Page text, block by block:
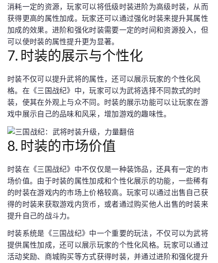
消耗一定的资源，玩家可以将低级时装进阶为高级时装，从而
获得更高的属性加成。玩家还可以通过强化时装来提升其属性
加成的效果。进阶和强化时装需要一定的时间和资源投入，但
可以使时装的属性提升更为显著。
7. 时装的展示与个性化
时装不仅可以提升武将的属性，还可以展示玩家的个性化风
格。在《三国战纪》中，玩家可以为武将选择不同款式的时
装，使其在外观上与众不同。时装的展示功能可以让玩家在游
戏中展示自己的品味和风采，增加游戏的趣味性。
8. 时装的市场价值
时装在《三国战纪》中不仅仅是一种装饰品，还具有一定的市
场价值。由于时装的属性加成和个性化展示的功能，一些稀有
的时装在游戏内的市场上价格较高。玩家可以通过出售自己获
得的时装来获取游戏内货币，或者通过购买他人出售的时装来
提升自己的战斗力。
时装系统是《三国战纪》中一个重要的玩法，不仅可以为武将
提供属性加成，还可以展示玩家的个性化风格。玩家可以通过
活动奖励、商城购买等方式获得时装，并通过进阶和强化提升